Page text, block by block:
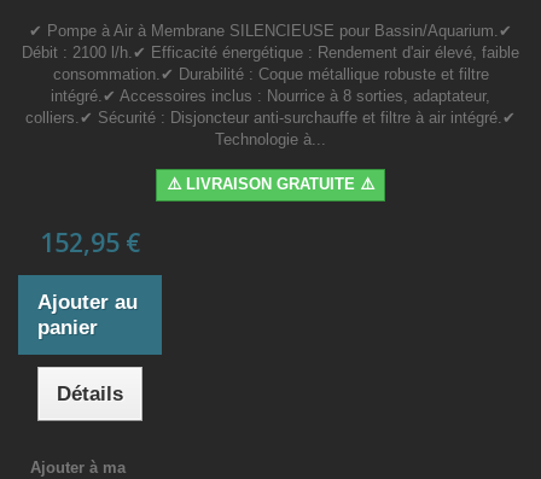
✔ Pompe à Air à Membrane SILENCIEUSE pour Bassin/Aquarium.✔
Débit : 2100 l/h.✔ Efficacité énergétique : Rendement d'air élevé, faible
consommation.✔ Durabilité : Coque métallique robuste et filtre
intégré.✔ Accessoires inclus : Nourrice à 8 sorties, adaptateur,
colliers.✔ Sécurité : Disjoncteur anti-surchauffe et filtre à air intégré.✔
Technologie à...
⚠️ LIVRAISON GRATUITE ⚠️
152,95 €
Ajouter au
panier
Détails
Ajouter à ma